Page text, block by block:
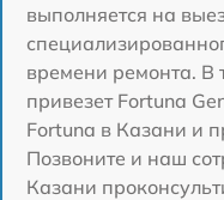
выполняется на
времени ремонта. В
привезет Fortuna
Fortuna в Казани и
Позвоните и наш
Казани